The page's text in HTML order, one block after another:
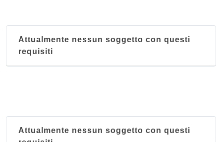
Attualmente nessun soggetto con questi
requisiti
Attualmente nessun soggetto con questi